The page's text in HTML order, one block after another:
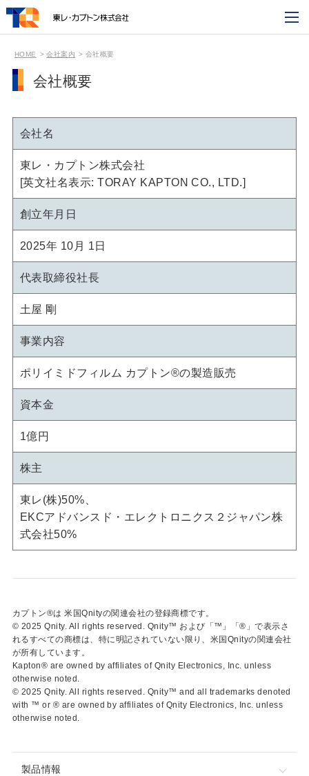
HOME 会社案内 会社概要
会社概要
会社名
東レ・カプトン株式会社
[英文社名表示: TORAY KAPTON CO., LTD.]
創立年月日
2025年 10月 1日
代表取締役社長
土屋 剛
事業内容
ポリイミドフィルム カプトン®の製造販売
資本金
1億円
株主
東レ(株)50%、
EKCアドバンスド・エレクトロニクス２ジャパン株
式会社50%
カプトン®は 米国Qnityの関連会社の登録商標です。
© 2025 Qnity. All rights reserved. Qnity™ および「™」「®」で表示さ
れるすべての商標は、特に明記されていない限り、米国Qnityの関連会社
が所有しています。
Kapton® are owned by affiliates of Qnity Electronics, Inc. unless
otherwise noted.
© 2025 Qnity. All rights reserved. Qnity™ and all trademarks denoted
with ™ or ® are owned by affiliates of Qnity Electronics, Inc. unless
otherwise noted.
製品情報